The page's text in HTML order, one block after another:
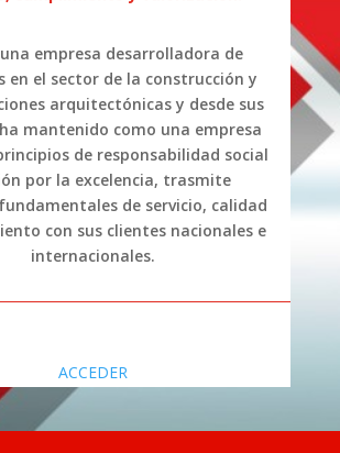
empresa desarrolladora de
en el sector de la construcción y
arquitectónicas y desde sus
mantenido como una empresa
de responsabilidad social
por la excelencia, trasmite
de servicio, calidad
con sus clientes nacionales e
internacionales.
ACCEDER